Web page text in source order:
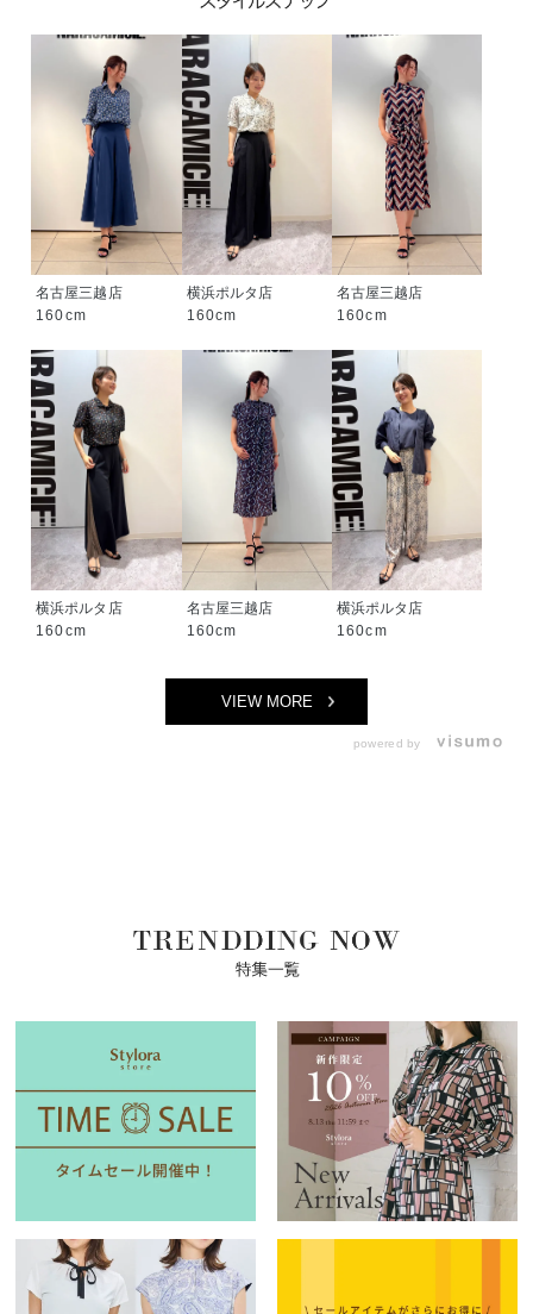
名古屋三越店
160cm
横浜ポルタ店
160cm
名古屋三越店
160cm
横浜ポルタ店
160cm
名古屋三越店
160cm
横浜ポルタ店
160cm
VIEW MORE
powered by